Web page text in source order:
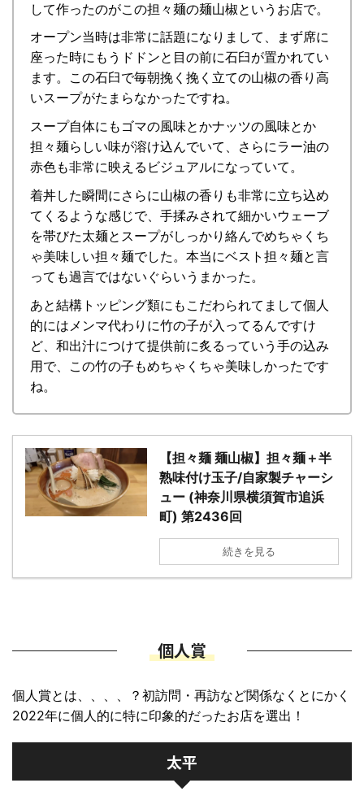
して作ったのがこの担々麺の麺山椒というお店で。
オープン当時は非常に話題になりまして、まず席に
座った時にもうドドンと目の前に石臼が置かれてい
ます。この石臼で毎朝挽く挽く立ての山椒の香り高
いスープがたまらなかったですね。
スープ自体にもゴマの風味とかナッツの風味とか
担々麺らしい味が溶け込んでいて、さらにラー油の
赤色も非常に映えるビジュアルになっていて。
着丼した瞬間にさらに山椒の香りも非常に立ち込め
てくるような感じで、手揉みされて細かいウェーブ
を帯びた太麺とスープがしっかり絡んでめちゃくち
ゃ美味しい担々麺でした。本当にベスト担々麺と言
っても過言ではないぐらいうまかった。
あと結構トッピング類にもこだわられてまして個人
的にはメンマ代わりに竹の子が入ってるんですけ
ど、和出汁につけて提供前に炙るっていう手の込み
用で、この竹の子もめちゃくちゃ美味しかったです
ね。
【担々麺 麺山椒】担々麺＋半
熟味付け玉子/自家製チャーシ
ュー (神奈川県横須賀市追浜
町) 第2436回
続きを見る
個人賞
個人賞とは、、、、？初訪問・再訪など関係なくとにかく
2022年に個人的に特に印象的だったお店を選出！
太平